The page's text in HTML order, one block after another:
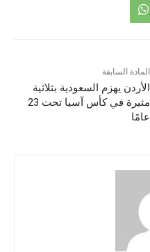
المادة السابقة
الأردن يهزم السعودية بثلاثية
مثيرة في كأس آسيا تحت 23
عامًا